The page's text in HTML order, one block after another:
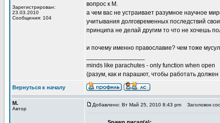
Зарегистрирован:
23.03.2010
Сообщения: 104
вопрос к М.
а чем вас не устраивает разумное научное
учитывания долговременных последствий
принципа не делай другим то что не хочешь
и почему именно православие? чем тоже
minds like parachutes - only function when open
(разум, как и парашют, чтобы работать
Вернуться к началу
М.
Автор
Добавлено: Вт Май 25, 2010 8:43 pm Заголовок